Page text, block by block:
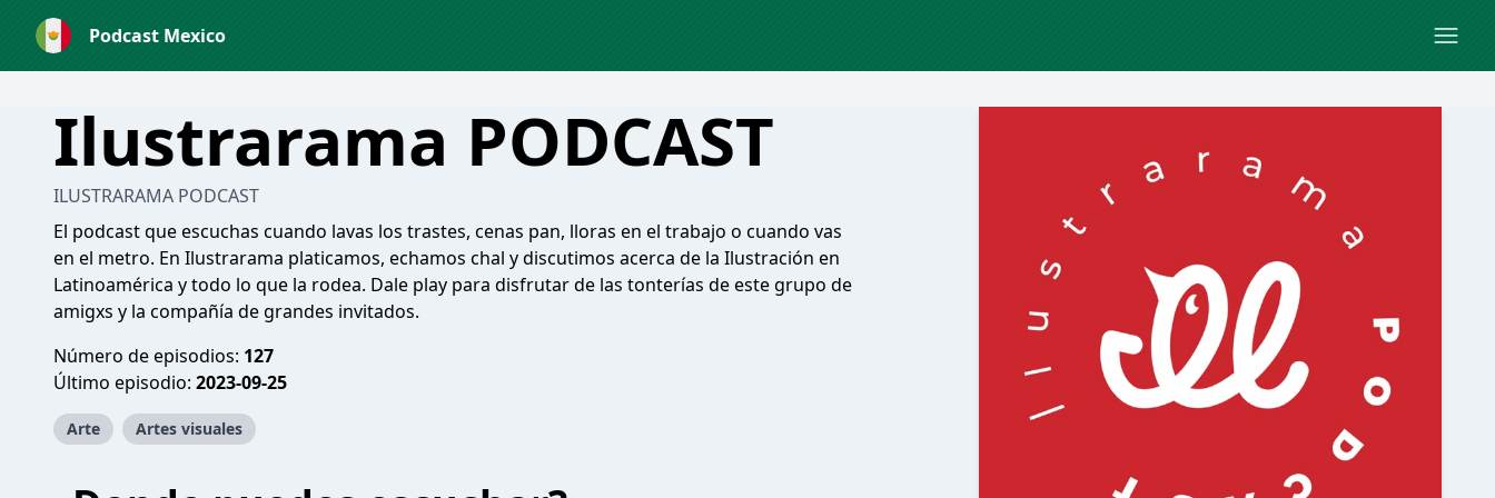
Podcast Mexico
Ilustrarama PODCAST
ILUSTRARAMA PODCAST
El podcast que escuchas cuando lavas los trastes, cenas pan, lloras en el trabajo o cuando vas
en el metro. En Ilustrarama platicamos, echamos chal y discutimos acerca de la Ilustración en
Latinoamérica y todo lo que la rodea. Dale play para disfrutar de las tonterías de este grupo de
amigxs y la compañía de grandes invitados.
Número de episodios: 127
Último episodio: 2023-09-25
Arte Artes visuales